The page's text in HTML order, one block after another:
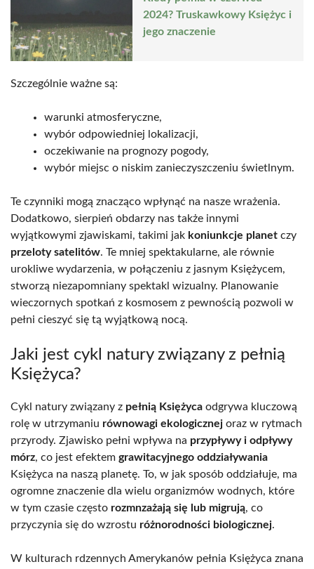
2024? Truskawkowy Księżyc i
jego znaczenie
Szczególnie ważne są:
warunki atmosferyczne,
wybór odpowiedniej lokalizacji,
oczekiwanie na prognozy pogody,
wybór miejsc o niskim zanieczyszczeniu świetlnym.
Te czynniki mogą znacząco wpłynąć na nasze wrażenia.
Dodatkowo, sierpień obdarzy nas także innymi
wyjątkowymi zjawiskami, takimi jak koniunkcje planet czy
przeloty satelitów. Te mniej spektakularne, ale równie
urokliwe wydarzenia, w połączeniu z jasnym Księżycem,
stworzą niezapomniany spektakl wizualny. Planowanie
wieczornych spotkań z kosmosem z pewnością pozwoli w
pełni cieszyć się tą wyjątkową nocą.
Jaki jest cykl natury związany z pełnią
Księżyca?
Cykl natury związany z pełnią Księżyca odgrywa kluczową
rolę w utrzymaniu równowagi ekologicznej oraz w rytmach
przyrody. Zjawisko pełni wpływa na przypływy i odpływy
mórz, co jest efektem grawitacyjnego oddziaływania
Księżyca na naszą planetę. To, w jak sposób oddziałuje, ma
ogromne znaczenie dla wielu organizmów wodnych, które
w tym czasie często rozmnzażają się lub migrują, co
przyczynia się do wzrostu różnorodności biologicznej.
W kulturach rdzennych Amerykanów pełnia Księżyca znana